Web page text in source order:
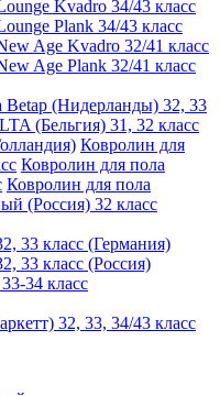
Kvadro 34/43 класс
Plank 34/43 класс
Age Kvadro 32/41 класс
Age Plank 32/41 класс
(Нидерланды) 32, 33
(Бельгия) 31, 32 класс
Ковролин для
Ковролин для пола
Ковролин для пола
(Россия) 32 класс
33 класс (Германия)
33 класс (Россия)
34 класс
32, 33, 34/43 класс